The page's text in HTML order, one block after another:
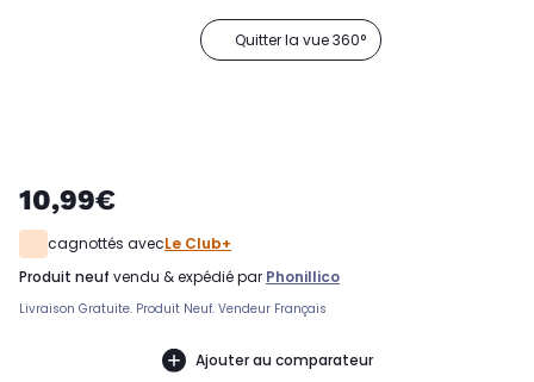
Quitter la vue 360°
10,99€
cagnottés avecLe Club+
produit neuf vendu & expédié par Phonillico
Livraison Gratuite. Produit Neuf. Vendeur Français
Ajouter au comparateur